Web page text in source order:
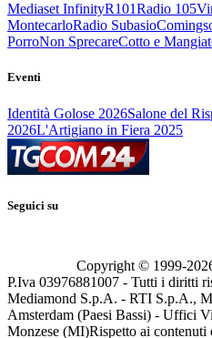
Mediaset InfinityR101Radio 105
MontecarloRadio Subasio
PorroNon SprecareCotto e
Eventi
Identità Golose 2026Salone del
2026L'Artigiano in Fiera 2025
Seguici su
Copyright © 1999-
P.Iva 03976881007 - Tutti i diritti
Mediamond S.p.A. - RTI S.p.A.,
Amsterdam (Paesi Bassi) - Uffici
Monzese (MI)Rispetto ai contenuti